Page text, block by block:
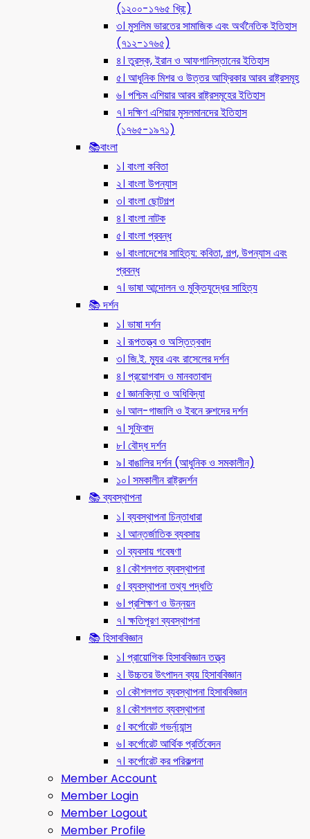
(১২০০-১৭৬৫ খ্রি:)
৩। মুসলিম ভারতের সামাজিক এবং অর্থনৈতিক ইতিহাস
(৭১২-১৭৬৫)
৪। তুরস্ক, ইরান ও আফগানিস্তানের ইতিহাস
৫। আধুনিক মিশর ও উত্তর আফ্রিকার আরব রাষ্ট্রসমূহ
৬। পশ্চিম এশিয়ার আরব রাষ্ট্রসমূহের ইতিহাস
৭। দক্ষিণ এশিয়ার মুসলমানদের ইতিহাস
(১৭৬৫-১৯৭১)
📚বাংলা
১। বাংলা কবিতা
২। বাংলা উপন্যাস
৩। বাংলা ছোটগল্প
৪। বাংলা নাটক
৫। বাংলা প্রবন্ধ
৬। বাংলাদেশের সাহিত্য: কবিতা, গল্প, উপন্যাস এবং
প্রবন্ধ
৭। ভাষা আন্দোলন ও মুক্তিযুদ্ধের সাহিত্য
📚 দর্শন
১। ভাষা দর্শন
২। রূপতত্ত্ব ও অস্তিত্ববাদ
৩। জি.ই. ম্যুর এবং রাসেলের দর্শন
৪। প্রয়োগবাদ ও মানবতাবাদ
৫। জ্ঞানবিদ্যা ও অধিবিদ্যা
৬। আল-গাজালি ও ইবনে রুশদের দর্শন
৭। সুফিবাদ
৮। বৌদ্ধ দর্শন
৯। বাঙালির দর্শন (আধুনিক ও সমকালীন)
১০। সমকালীন রাষ্ট্রদর্শন
📚 ব্যবস্থাপনা
১। ব্যবস্থাপনা চিন্তাধারা
২। আন্তর্জাতিক ব্যবসায়
৩। ব্যবসায় গবেষণা
৪। কৌশলগত ব্যবস্থাপনা
৫। ব্যবস্থাপনা তথ্য পদ্ধতি
৬। প্রশিক্ষণ ও উন্নয়ন
৭। ক্ষতিপূরণ ব্যবস্থাপনা
📚 হিসাববিজ্ঞান
১। প্রায়োগিক হিসাববিজ্ঞান তত্ত্ব
২। উচ্চতর উৎপাদন ব্যয় হিসাববিজ্ঞান
৩। কৌশলগত ব্যবস্থাপনা হিসাববিজ্ঞান
৪। কৌশলগত ব্যবস্থাপনা
৫। কর্পোরেট গভর্ন্য্যান্স
৬। কর্পোরেট আর্থিক প্রর্তিবেদন
৭। কর্পোরেট কর পরিকল্পনা
Member Account
Member Login
Member Logout
Member Profile